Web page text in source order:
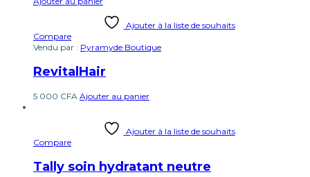
Ajouter à la liste de souhaits
Compare
Vendu par : Pyramyde Boutique
RevitalHair
5 000 CFA Ajouter au panier
Ajouter à la liste de souhaits
Compare
Tally soin hydratant neutre